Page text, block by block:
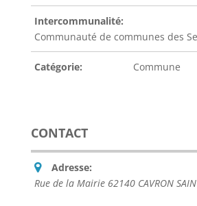
Intercommunalité:
Communauté de communes des
Catégorie: Commune
CONTACT
Adresse:
Rue de la Mairie 62140 CAVRON